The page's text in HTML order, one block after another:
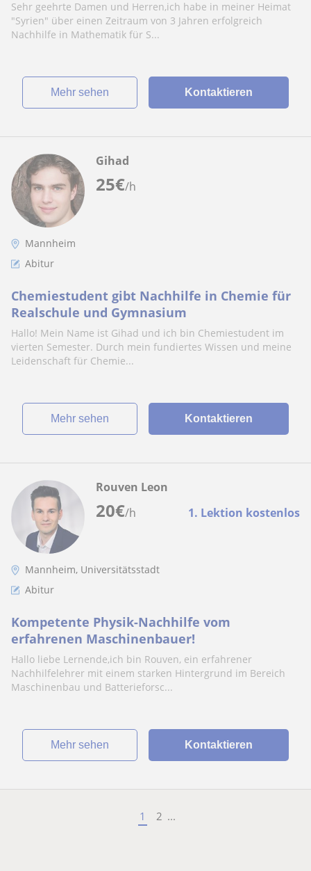
Sehr geehrte Damen und Herren,ich habe in meiner Heimat
"Syrien" über einen Zeitraum von 3 Jahren erfolgreich
Nachhilfe in Mathematik für S...
Mehr sehen Kontaktieren
25€/h
Gihad
Mannheim
Abitur
Chemiestudent gibt Nachhilfe in Chemie für
Realschule und Gymnasium
Hallo! Mein Name ist Gihad und ich bin Chemiestudent im
vierten Semester. Durch mein fundiertes Wissen und meine
Leidenschaft für Chemie...
Mehr sehen Kontaktieren
20€/h 1. Lektion kostenlos
Rouven Leon
Mannheim, Universitätsstadt
Abitur
Kompetente Physik-Nachhilfe vom
erfahrenen Maschinenbauer!
Hallo liebe Lernende,ich bin Rouven, ein erfahrener
Nachhilfelehrer mit einem starken Hintergrund im Bereich
Maschinenbau und Batterieforsc...
Mehr sehen Kontaktieren
1 2 ...